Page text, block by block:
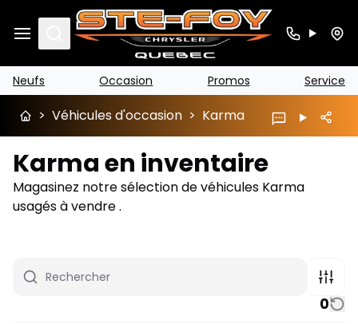
Search
Neufs Occasion Promos Service
> Véhicules d'occasion > Karma
Karma en inventaire
Magasinez notre sélection de véhicules Karma
usagés à vendre .
0